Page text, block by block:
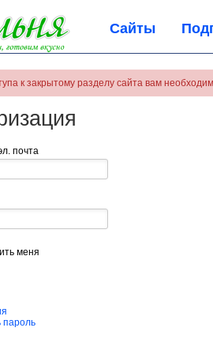
Сайты
к закрытому разделу сайта вам
почта
меня
пароль